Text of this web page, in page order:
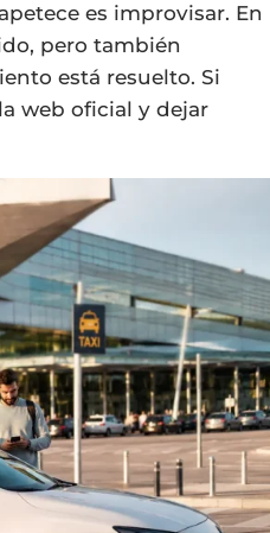
es improvisar. En
pero también
está resuelto. Si
web oficial y dejar